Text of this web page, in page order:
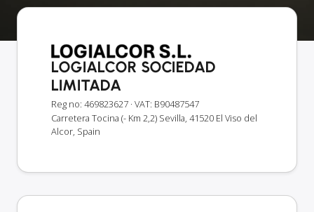
LOGIALCOR SOCIEDAD
LIMITADA
Reg no: 469823627 · VAT: B90487547
Carretera Tocina (- Km 2,2) Sevilla, 41520 El Viso del
Alcor, Spain